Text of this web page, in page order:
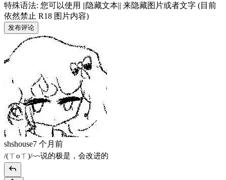
特殊语法: 您可以使用 ||隐藏文本|| 来隐藏图片或者文字 (目前
依然禁止 R18 图片内容)
发布评论
shshouse7 个月前
/(ㄒoㄒ)/~~说的极是，会改进的